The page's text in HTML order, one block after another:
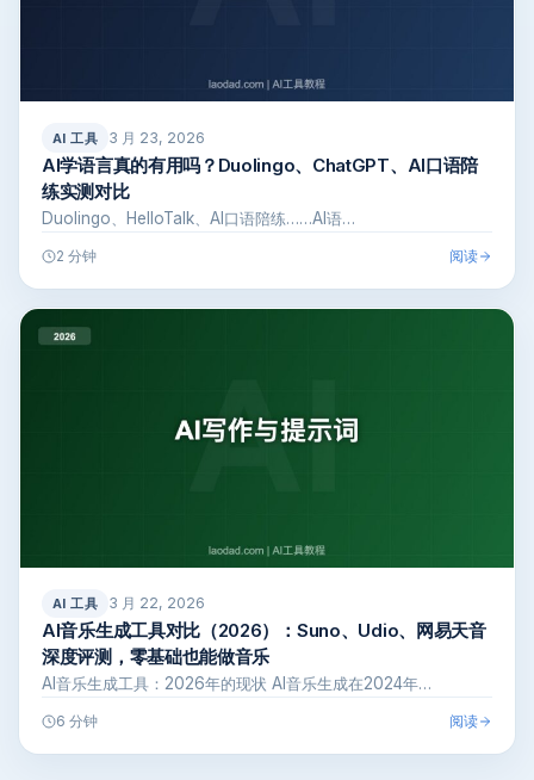
AI 工具 3 月 23, 2026
AI学语言真的有用吗？Duolingo、ChatGPT、AI口语陪
练实测对比
Duolingo、HelloTalk、AI口语陪练……AI语…
2 分钟 阅读
AI 工具 3 月 22, 2026
AI音乐生成工具对比（2026）：Suno、Udio、网易天音
深度评测，零基础也能做音乐
AI音乐生成工具：2026年的现状 AI音乐生成在2024年…
6 分钟 阅读